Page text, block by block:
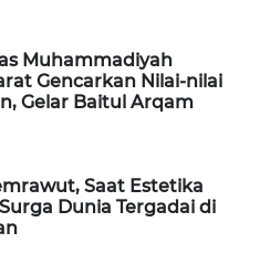
Muhammadiyah
Gencarkan Nilai-nilai
Gelar Baitul Arqam
Saat Estetika
Dunia Tergadai di